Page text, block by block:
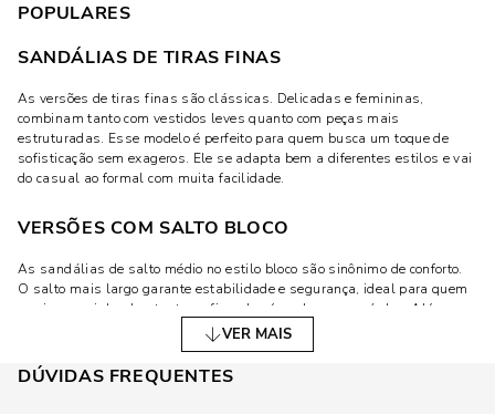
POPULARES
SANDÁLIAS DE TIRAS FINAS
As versões de tiras finas são clássicas. Delicadas e femininas,
combinam tanto com vestidos leves quanto com peças mais
estruturadas. Esse modelo é perfeito para quem busca um toque de
sofisticação sem exageros. Ele se adapta bem a diferentes estilos e vai
do casual ao formal com muita facilidade.
VERSÕES COM SALTO BLOCO
As sandálias de salto médio no estilo bloco são sinônimo de conforto.
O salto mais largo garante estabilidade e segurança, ideal para quem
precisa caminhar bastante ou ficar de pé por longos períodos. Além
disso, o design moderno dessas versões permite criar combinações
fashionistas, trazendo charme até para os looks mais básicos.
VER MAIS
DÚVIDAS FREQUENTES